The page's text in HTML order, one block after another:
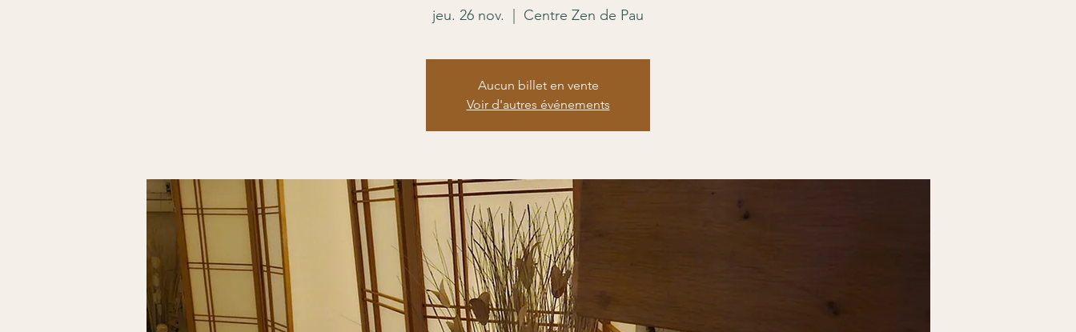
jeu. 26 nov. Centre Zen de Pau
Aucun billet en vente
Voir d'autres événements